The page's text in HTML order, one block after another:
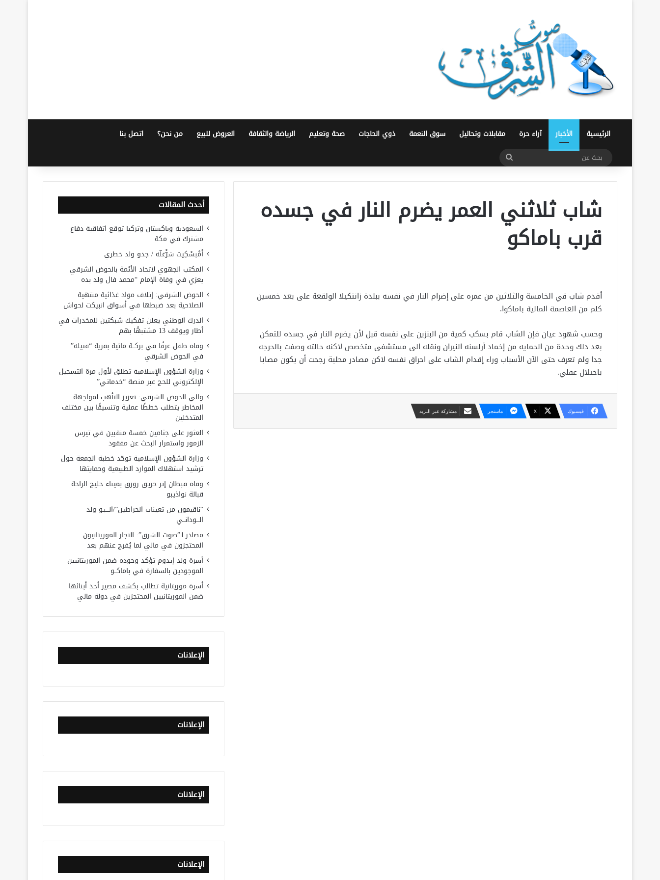
الرئيسية الأخبار آراء حرة مقابلات وتحاليل سوق النعمة ذوي الحاجات صحة وتعليم الرياضة والثقافة العروض للبيع من نحن؟ اتصل بنا
بحث
شاب ثلاثني العمر يضرم النار في جسده
قرب باماكو
أقدم شاب قي الخامسة والثلاثين من عمره على إضرام النار في نفسه ببلدة زانتكيلا الولقعة على بعد خمسين
كلم من العاصمة المالية باماكوا.
وحسب شهود عيان فإن الشاب قام بسكب كمية من البنزين على نفسه قبل لأن يضرم النار في جسده للتمكن
بعد ذلك وحدة من الحماية من إخماد أرلسنة النيران ونقله الى مستشفى متخصص لاكنه حالته وصفت بالحرجة
جدا ولم تعرف حتى الآن الأسباب وراء إقدام الشاب على احراق نفسه لاكن مصادر محلية رجحت أن يكون مصابا
باختلال عقلي.
فيسبوك X ماسنجر مشاركة عبر البريد
أحدث المقالات
السعودية وباكستان وتركيا توقع اتفاقية دفاع
مشترك في مكة
أَمْبسْكِيت سَرّْغلّه / جدو ولد خطري
المكتب الجهوي لاتحاد الأئمة بالحوض الشرقي
يعزي في وفاة الإمام “محمد فال ولد بده
الحوض الشرقي: إتلاف مواد غذائية منتهية
الصلاحية بعد ضبطها في أسواق انبيكت لحواش
الدرك الوطني يعلن تفكيك شبكتين للمخدرات في
أطار ويوقف 13 مشتبهًا بهم
وفاة طفل غرقًا في بركــة مائية بقرية “فتيله”
في الحوض الشرقي
وزارة الشؤون الإسلامية تطلق لأول مرة التسجيل
الإلكتروني للحج عبر منصة “خدماتي”
والي الحوض الشرقي: تعزيز التأهب لمواجهة
المخاطر يتطلب خططًا عملية وتنسيقًا بين مختلف
المتدخلين
العثور على جثامين خمسة منقبين في تيرس
الزمور واستمرار البحث عن مفقود
وزارة الشؤون الإسلامية توحّد خطبة الجمعة حول
ترشيد استهلاك الموارد الطبيعية وحمايتها
وفاة قبطان إثر حريق زورق بميناء خليج الراحة
قبالة نواذيبو
“ناقيمون من تعينات الحراطين”/الـــبـو ولد
الـــودانــي
مصادر لـ”صوت الشرق”: التجار الموريتانيون
المحتجزون في مالي لما يُفرج عنهم بعد
أسرة ولد إيدوم تؤكد وجوده ضمن الموريتانيين
الموجودين بالسفارة في باماكــو
أسرة موريتانية تطالب بكشف مصير أحد أبنائها
ضمن الموريتانيين المحتجزين في دولة مالي
الإعلانات
الإعلانات
الإعلانات
الإعلانات